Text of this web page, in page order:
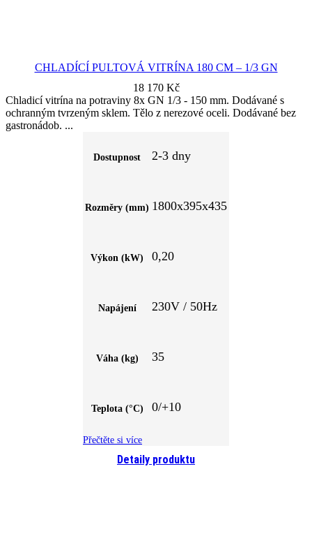
CHLADÍCÍ PULTOVÁ VITRÍNA 180 CM – 1/3 GN
18 170 Kč
Detaily produktu
Chladicí vitrína na potraviny 8x GN 1/3 - 150 mm. Dodávané s
ochranným tvrzeným sklem. Tělo z nerezové oceli. Dodávané bez
gastronádob.
Dostupnost 2-3 dny
Rozměry (mm) 1800x395x435
Výkon (kW) 0,20
Napájení 230V / 50Hz
Váha (kg) 35
Teplota (°C) 0/+10
Přečtěte si více